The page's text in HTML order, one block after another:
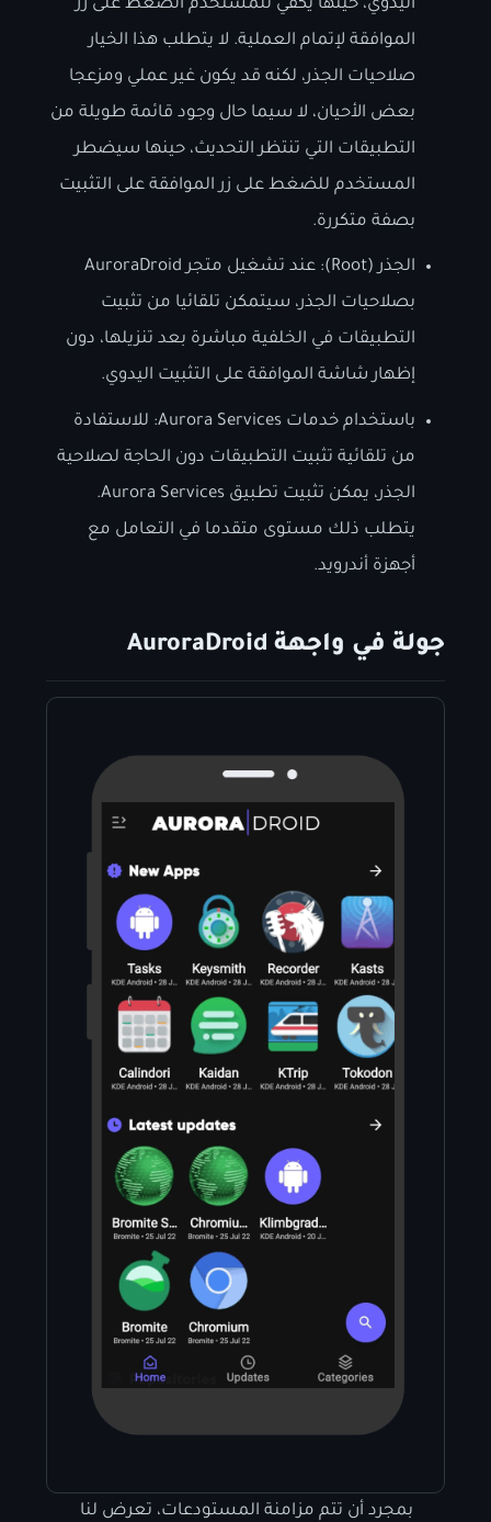
اليدوي، حينها يكفي للمستخدم الضغط على زر
الموافقة لإتمام العملية. لا يتطلب هذا الخيار
صلاحيات الجذر، لكنه قد يكون غير عملي ومزعجا
بعض الأحيان، لا سيما حال وجود قائمة طويلة من
التطبيقات التي تنتظر التحديث، حينها سيضطر
المستخدم للضغط على زر الموافقة على التثبيت
بصفة متكررة.
الجذر (Root): عند تشغيل متجر AuroraDroid
بصلاحيات الجذر، سيتمكن تلقائيا من تثبيت
التطبيقات في الخلفية مباشرة بعد تنزيلها، دون
إظهار شاشة الموافقة على التثبيت اليدوي.
باستخدام خدمات Aurora Services: للاستفادة
من تلقائية تثبيت التطبيقات دون الحاجة لصلاحية
الجذر، يمكن تثبيت تطبيق Aurora Services.
يتطلب ذلك مستوى متقدما في التعامل مع
أجهزة أندرويد.
جولة في واجهة AuroraDroid
بمجرد أن تتم مزامنة المستودعات، تعرض لنا